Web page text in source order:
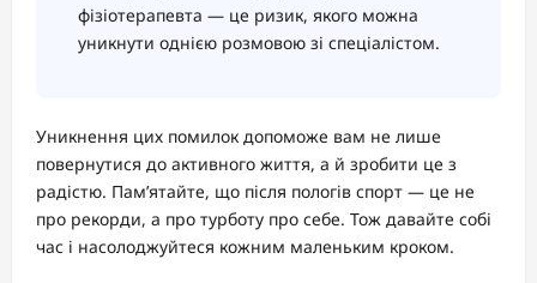
фізіотерапевта — це ризик, якого можна
уникнути однією розмовою зі спеціалістом.
Уникнення цих помилок допоможе вам не лише
повернутися до активного життя, а й зробити це з
радістю. Пам’ятайте, що після пологів спорт — це не
про рекорди, а про турботу про себе. Тож давайте собі
час і насолоджуйтеся кожним маленьким кроком.